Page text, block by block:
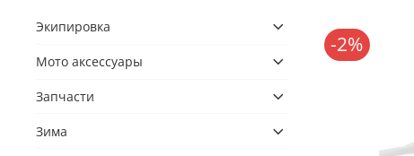
-2%
Экипировка
Мото аксессуары
Запчасти
Зима